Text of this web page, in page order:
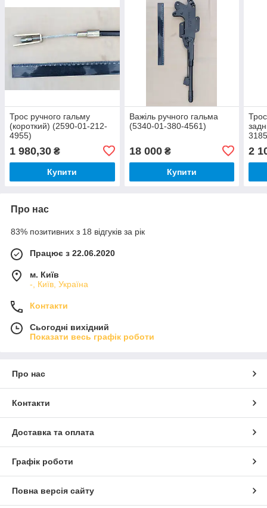
Трос ручного гальму
(короткий) (2590-01-212-
4955)
1 980,30 ₴
Купити
Важіль ручного гальма
(5340-01-380-4561)
18 000₴
Купити
2
Про нас
83% позитивних з 18 відгуків за рік
Працює з 22.06.2020
м. Київ
-, Київ, Україна
Контакти
Сьогодні вихідний
Показати весь графік роботи
Про нас
Контакти
Доставка та оплата
Графік роботи
Повна версія сайту